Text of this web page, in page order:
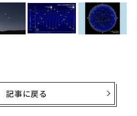
記事に戻る